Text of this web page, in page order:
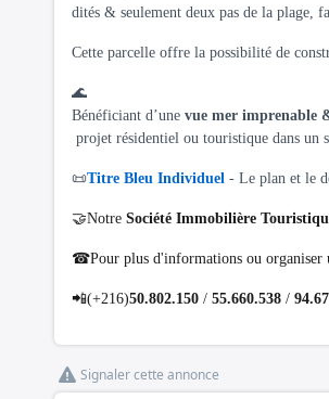
dités & seulement deux pas de la plage,
Cette parcelle offre la possibilité de
🌊
Bénéficiant d’une vue mer imprenable
projet résidentiel ou touristique dans un
📜Titre Bleu Individuel - Le plan et le
🤝Notre Société Immobilière
☎Pour plus d'informations ou organiser
📲(+216)50.802.150 / 55.660.538 /
Signaler cette annonce